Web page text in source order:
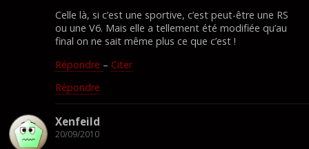
Celle là, si c’est une sportive, c’est peut-être une RS
ou une V6. Mais elle a tellement été modifiée qu’au
final on ne sait même plus ce que c’est !
Répondre – Citer
Répondre
Xenfeild
20/09/2010